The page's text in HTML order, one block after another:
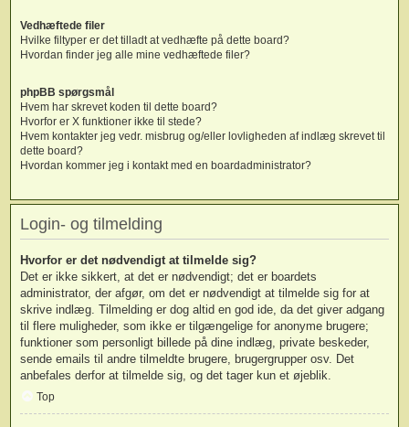
Vedhæftede filer
Hvilke filtyper er det tilladt at vedhæfte på dette board?
Hvordan finder jeg alle mine vedhæftede filer?
phpBB spørgsmål
Hvem har skrevet koden til dette board?
Hvorfor er X funktioner ikke til stede?
Hvem kontakter jeg vedr. misbrug og/eller lovligheden af indlæg skrevet til
dette board?
Hvordan kommer jeg i kontakt med en boardadministrator?
Login- og tilmelding
Hvorfor er det nødvendigt at tilmelde sig?
Det er ikke sikkert, at det er nødvendigt; det er boardets
administrator, der afgør, om det er nødvendigt at tilmelde sig for at
skrive indlæg. Tilmelding er dog altid en god ide, da det giver adgang
til flere muligheder, som ikke er tilgængelige for anonyme brugere;
funktioner som personligt billede på dine indlæg, private beskeder,
sende emails til andre tilmeldte brugere, brugergrupper osv. Det
anbefales derfor at tilmelde sig, og det tager kun et øjeblik.
Top